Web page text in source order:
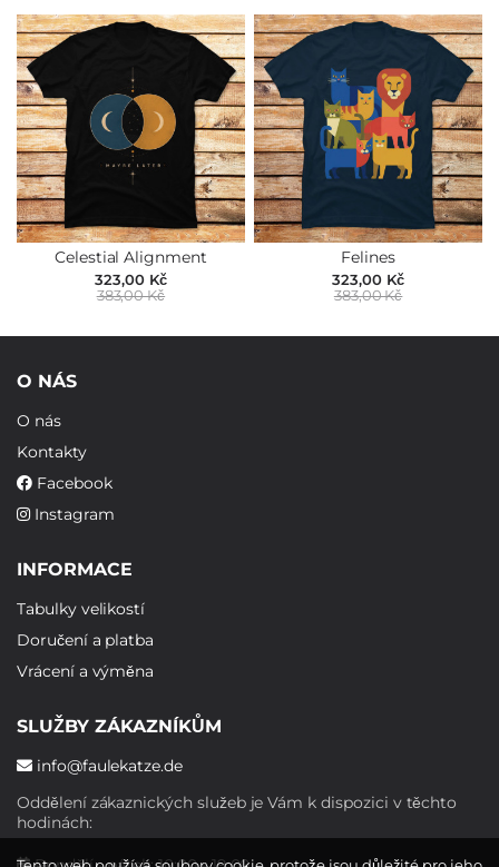
Celestial Alignment
323,00 Kč
383,00 Kč
Felines
323,00 Kč
383,00 Kč
O NÁS
O nás
Kontakty
Facebook
Instagram
INFORMACE
Tabulky velikostí
Doručení a platba
Vrácení a výměna
SLUŽBY ZÁKAZNÍKŮM
info@faulekatze.de
Oddělení zákaznických služeb je Vám k dispozici v těchto
hodinách: